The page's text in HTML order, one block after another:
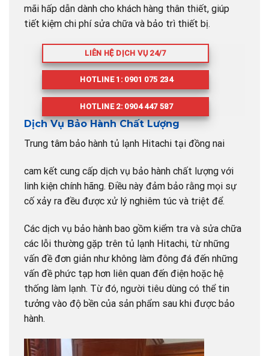
mãi hấp dẫn dành cho khách hàng thân thiết, giúp
tiết kiệm chi phí sửa chữa và bảo trì thiết bị.
LIÊN HỆ DỊCH VỤ 24/7
HOTLINE 1: 0901 075 234
HOTLINE 2: 0904 447 587
Dịch Vụ Bảo Hành Chất Lượng
Trung tâm bảo hành tủ lạnh Hitachi tại đồng nai
cam kết cung cấp dịch vụ bảo hành chất lượng với
linh kiện chính hãng. Điều này đảm bảo rằng mọi sự
cố xảy ra đều được xử lý nghiêm túc và triệt để.
Các dịch vụ bảo hành bao gồm kiểm tra và sửa chữa
các lỗi thường gặp trên tủ lạnh Hitachi, từ những
vấn đề đơn giản như không làm đông đá đến những
vấn đề phức tạp hơn liên quan đến điện hoặc hệ
thống làm lạnh. Từ đó, người tiêu dùng có thể tin
tưởng vào độ bền của sản phẩm sau khi được bảo
hành.